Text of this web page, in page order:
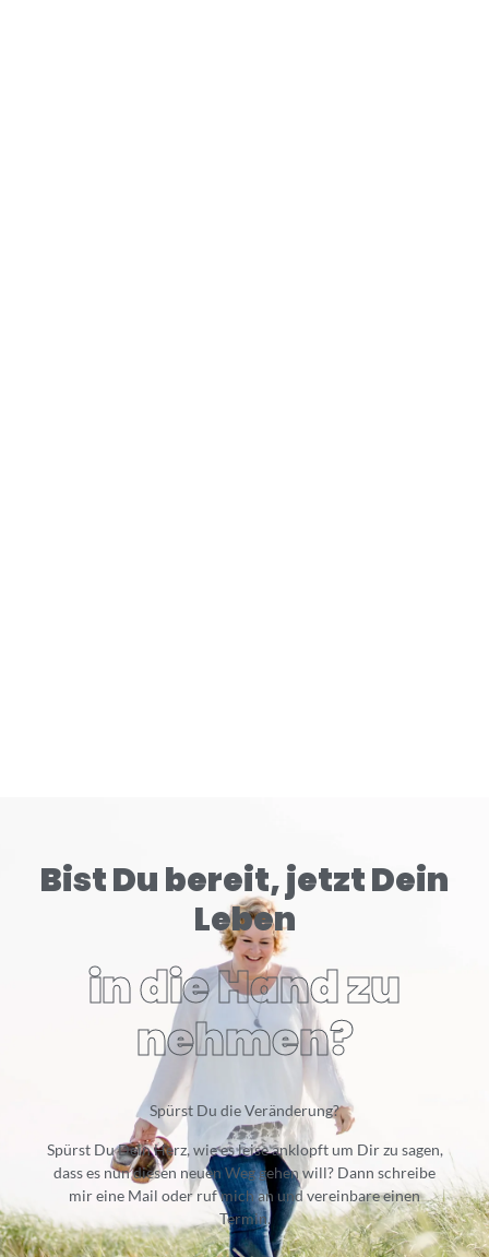
Bist Du bereit, jetzt Dein
Leben
in die Hand zu
nehmen?
Spürst Du die Veränderung?
Spürst Du Dein Herz, wie es leise anklopft um Dir zu sagen,
dass es nun diesen neuen Weg gehen will? Dann schreibe
mir eine Mail oder ruf mich an und vereinbare einen
Termin.